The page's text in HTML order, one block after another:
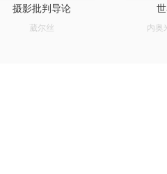
摄影批判导论
葳尔丝 内奥